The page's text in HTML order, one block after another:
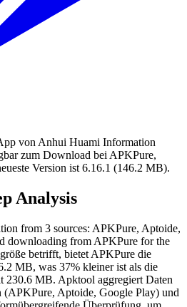
von Anhui Huami Information
zum Download bei APKPure,
Version ist 6.16.1 (146.2 MB).
Analysis
from 3 sources: APKPure, Aptoide,
downloading from APKPure for the
betrifft, bietet APKPure die
MB, was 37% kleiner ist als die
230.6 MB. Apktool aggregiert Daten
(APKPure, Aptoide, Google Play) und